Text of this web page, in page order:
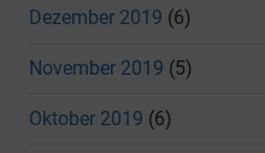
Dezember 2019 (6)
November 2019 (5)
Oktober 2019 (6)